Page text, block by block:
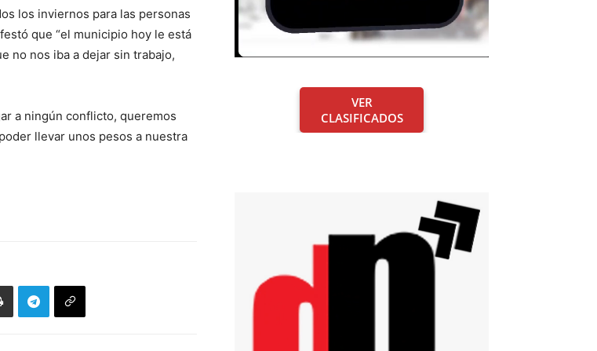
los inviernos para las personas
que “el municipio hoy le está
no nos iba a dejar sin trabajo,
a ningún conflicto, queremos
llevar unos pesos a nuestra
VER
CLASIFICADOS